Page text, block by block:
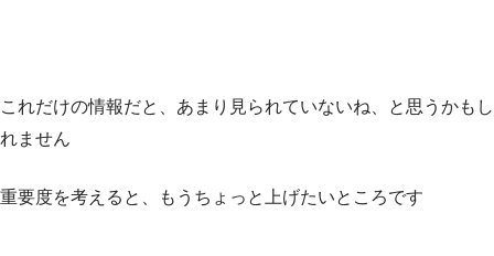
これだけの情報だと、あまり見られていないね、と思うかもし
れません
重要度を考えると、もうちょっと上げたいところです